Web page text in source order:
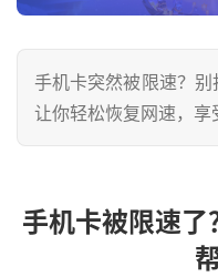
手机卡突然被限速？别
让你轻松恢复网速，享
手机卡被限速